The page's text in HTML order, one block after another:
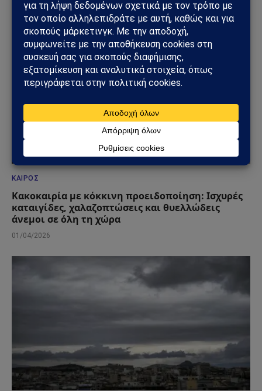
22/07/2026
ΚΑΙΡΌΣ
Κακοκαιρία με κόκκινη προειδοποίηση: Ισχυρές
καταιγίδες, χαλαζοπτώσεις και θυελλώδεις
άνεμοι σε όλη τη χώρα
01/04/2026